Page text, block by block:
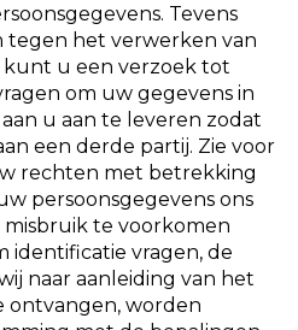
Tevens
tegen het verwerken van
kunt u een verzoek tot
om uw gegevens in
u aan te leveren zodat
een derde partij. Zie voor
rechten met betrekking
persoonsgegevens ons
misbruik te voorkomen
identificatie vragen, de
naar aanleiding van het
ontvangen, worden